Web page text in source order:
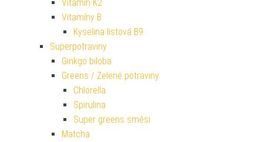
Vitamin K2
Vitamíny B
Kyselina listová B9
Superpotraviny
Ginkgo biloba
Greens / Zelené potraviny
Chlorella
Spirulina
Super greens směsi
Matcha